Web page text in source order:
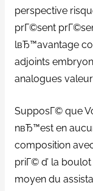
perspective
prГ©sent
lвЂ™avantage
adjoints
analogues
SupposГ© que
nвЂ™est en
composition
priГ© d’ la
moyen du